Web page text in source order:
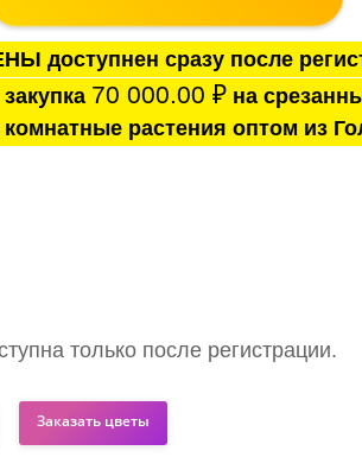
доступнен сразу после
70 000.00 ₽на
растения оптом из
только после регистрации.
Заказать цветы